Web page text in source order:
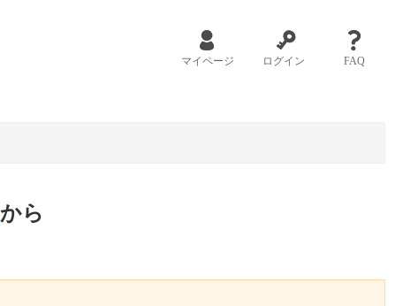
マイページ ログイン FAQ
から